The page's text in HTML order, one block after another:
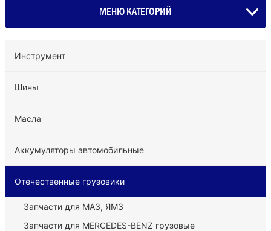
МЕНЮ КАТЕГОРИЙ
Инструмент
Шины
Масла
Аккумуляторы автомобильные
Отечественные грузовики
Запчасти для МАЗ, ЯМЗ
Запчасти для MERCEDES-BENZ грузовые